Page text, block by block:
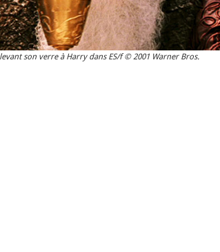
son verre à Harry dans ES/f © 2001 Warner Bros.